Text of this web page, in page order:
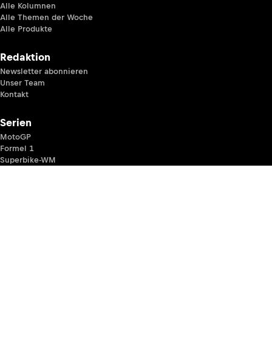
Alle Kolumnen
Alle Themen der Woche
Alle Produkte
Redaktion
Newsletter abonnieren
Unser Team
Kontakt
Serien
MotoGP
Formel 1
Superbike-WM